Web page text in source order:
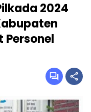
2024